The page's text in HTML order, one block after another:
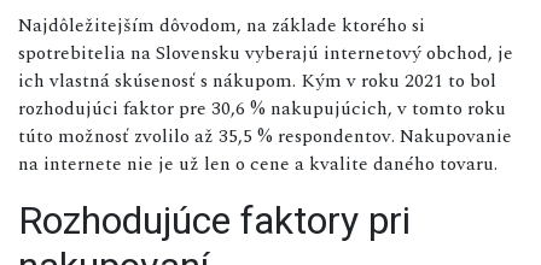
Najdôležitejším dôvodom, na základe ktorého si
spotrebitelia na Slovensku vyberajú internetový obchod, je
ich vlastná skúsenosť s nákupom. Kým v roku 2021 to bol
rozhodujúci faktor pre 30,6 % nakupujúcich, v tomto roku
túto možnosť zvolilo až 35,5 % respondentov. Nakupovanie
na internete nie je už len o cene a kvalite daného tovaru.
Rozhodujúce faktory pri